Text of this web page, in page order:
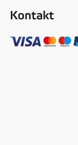
Kontakt